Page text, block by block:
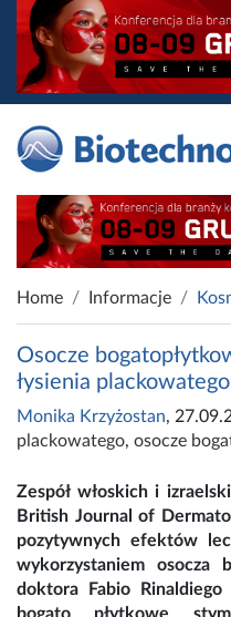
Home Informacje
Osocze
łysienia
Monika Krzyżostan,
plackowatego, osocze
Zespół włoskich i
British Journal of
pozytywnych efektów
wykorzystaniem osocza
doktora Fabio